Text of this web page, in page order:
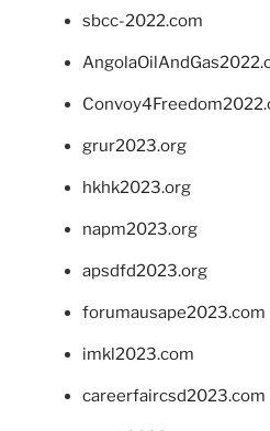
sbcc-2022.com
grur2023.org
hkhk2023.org
napm2023.org
apsdfd2023.org
forumausape2023.com
imkl2023.com
careerfaircsd2023.com